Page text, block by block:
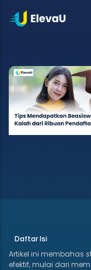
Testimoni
Daftar Isi
Artikel ini membahas
efektif, mulai dari